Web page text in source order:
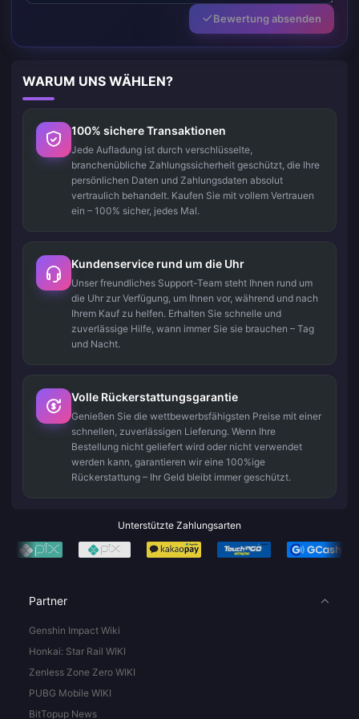
Bewertung absenden
WARUM UNS WÄHLEN?
100% sichere Transaktionen
Jede Aufladung ist durch verschlüsselte,
branchenübliche Zahlungssicherheit geschützt, die Ihre
persönlichen Daten und Zahlungsdaten absolut
vertraulich behandelt. Kaufen Sie mit vollem Vertrauen
ein – 100% sicher, jedes Mal.
Kundenservice rund um die Uhr
Unser freundliches Support-Team steht Ihnen rund um
die Uhr zur Verfügung, um Ihnen vor, während und nach
Ihrem Kauf zu helfen. Erhalten Sie schnelle und
zuverlässige Hilfe, wann immer Sie sie brauchen – Tag
und Nacht.
Volle Rückerstattungsgarantie
Genießen Sie die wettbewerbsfähigsten Preise mit einer
schnellen, zuverlässigen Lieferung. Wenn Ihre
Bestellung nicht geliefert wird oder nicht verwendet
werden kann, garantieren wir eine 100%ige
Rückerstattung – Ihr Geld bleibt immer geschützt.
Unterstützte Zahlungsarten
Partner
Genshin Impact Wiki
Honkai: Star Rail WIKI
Zenless Zone Zero WIKI
PUBG Mobile WIKI
BitTopup News